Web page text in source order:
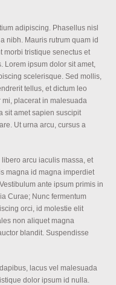
adipiscing. Phasellus nisl
nibh. Mauris rutrum quam id
morbi tristique senectus et
Lorem ipsum dolor sit amet,
scelerisque. Sed mollis,
tellus, et dictum leo
placerat in malesuada
sit amet sapien suscipit
Ut urna arcu, cursus a
arcu iaculis massa, et
magna id magna imperdiet
ante ipsum primis in
Curae; Nunc fermentum
orci, id molestie elit
non aliquet magna
blandit. Suspendisse
lacus vel malesuada
dolor ipsum id nulla.